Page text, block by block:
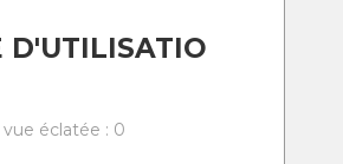
D'UTILISATIO
vue éclatée : 0